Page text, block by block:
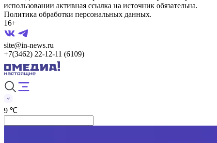
использовании активная ссылка на источник обязательна.
Политика обработки персональных данных.
16+
site@in-news.ru
+7(3462) 22-12-11 (6109)
9 ℃